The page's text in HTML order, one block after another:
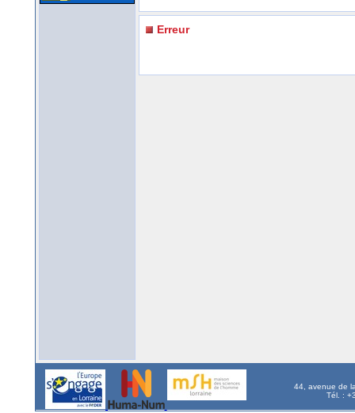
Erreur
44, avenue de
Tél. :